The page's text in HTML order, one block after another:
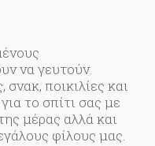
να γευτούν.
ποικιλίες και
το σπίτι σας με
μέρας αλλά και
φίλους μας.